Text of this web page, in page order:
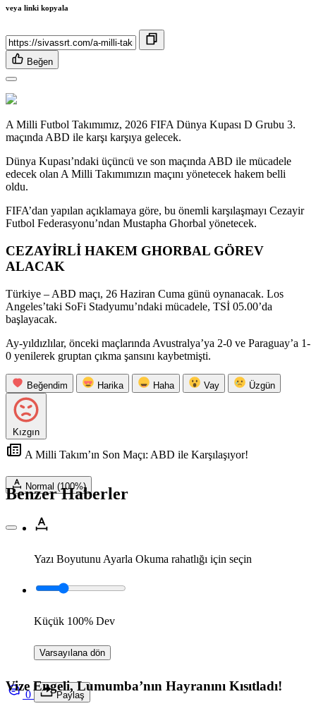
veya linki kopyala
Beğen
A Milli Futbol Takımımız, 2026 FIFA Dünya Kupası D Grubu 3.
maçında ABD ile karşı karşıya gelecek.
Dünya Kupası’ndaki üçüncü ve son maçında ABD ile mücadele
edecek olan A Milli Takımımızın maçını yönetecek hakem belli
oldu.
FIFA’dan yapılan açıklamaya göre, bu önemli karşılaşmayı Cezayir
Futbol Federasyonu’ndan Mustapha Ghorbal yönetecek.
CEZAYİRLİ HAKEM GHORBAL GÖREV
ALACAK
Türkiye – ABD maçı, 26 Haziran Cuma günü oynanacak. Los
Angeles’taki SoFi Stadyumu’ndaki mücadele, TSİ 05.00’da
başlayacak.
Ay-yıldızlılar, önceki maçlarında Avustralya’ya 2-0 ve Paraguay’a 1-
0 yenilerek gruptan çıkma şansını kaybetmişti.
Beğendim Harika Haha Vay Üzgün
Kızgın
A Milli Takım’ın Son Maçı: ABD ile Karşılaşıyor!
Normal (100%)
Yazı Boyutunu Ayarla Okuma rahatlığı için seçin
Küçük 100% Dev
Varsayılana dön
0 Paylaş
Benzer Haberler
Vize Engeli, Lumumba’nın Hayranını Kısıtladı!